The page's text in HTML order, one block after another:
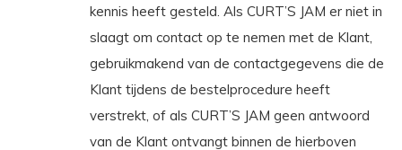
kennis heeft gesteld. Als CURT’S JAM er niet in
slaagt om contact op te nemen met de Klant,
gebruikmakend van de contactgegevens die de
Klant tijdens de bestelprocedure heeft
verstrekt, of als CURT’S JAM geen antwoord
van de Klant ontvangt binnen de hierboven